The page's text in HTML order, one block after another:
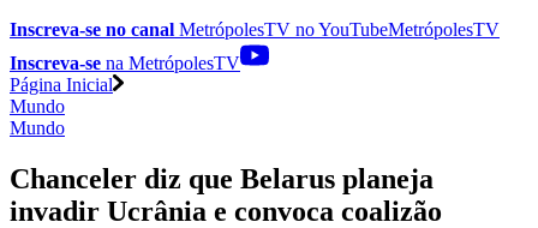
Inscreva-se no canal MetrópolesTV noYouTubeMetrópolesTV
Inscreva-se na MetrópolesTV
Página Inicial
Mundo
Mundo
Chanceler diz que Belarus planeja
invadir Ucrânia e convoca coalizão